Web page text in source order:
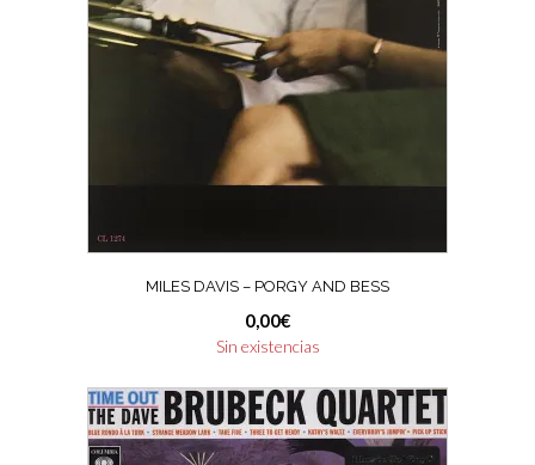
MILES DAVIS – PORGY AND BESS
0,00€
Sin existencias